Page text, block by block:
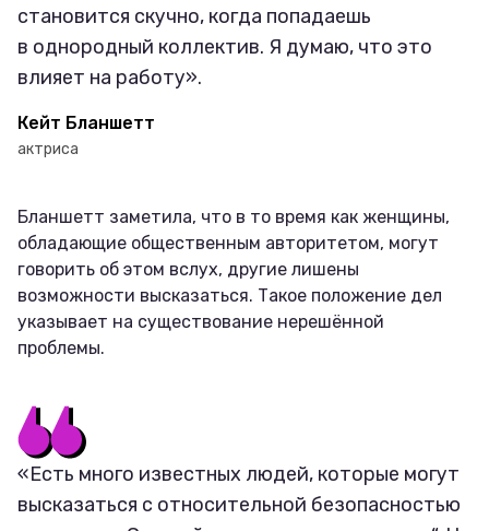
становится скучно, когда попадаешь
в однородный коллектив. Я думаю, что это
влияет на работу».
Кейт Бланшетт
актриса
Бланшетт заметила, что в то время как женщины,
обладающие общественным авторитетом, могут
говорить об этом вслух, другие лишены
возможности высказаться. Такое положение дел
указывает на существование нерешённой
проблемы.
«Есть много известных людей, которые могут
высказаться с относительной безопасностью